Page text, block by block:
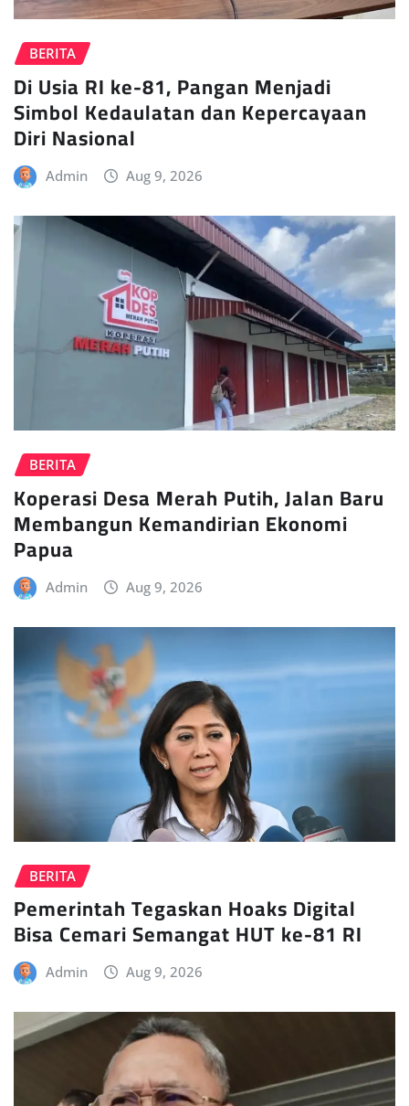
BERITA
Di Usia RI ke-81, Pangan Menjadi
Simbol Kedaulatan dan Kepercayaan
Diri Nasional
Admin Aug 9, 2026
BERITA
Koperasi Desa Merah Putih, Jalan Baru
Membangun Kemandirian Ekonomi
Papua
Admin Aug 9, 2026
BERITA
Pemerintah Tegaskan Hoaks Digital
Bisa Cemari Semangat HUT ke-81 RI
Admin Aug 9, 2026